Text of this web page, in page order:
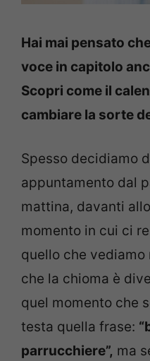
Hai mai pensato
voce in capitolo
Scopri come il
cambiare la sorte
Spesso decidiamo
appuntamento dal
mattina, davanti
momento in cui ci
quello che
che la chioma è
quel momento che
testa quella frase:
parrucchiere”, ma